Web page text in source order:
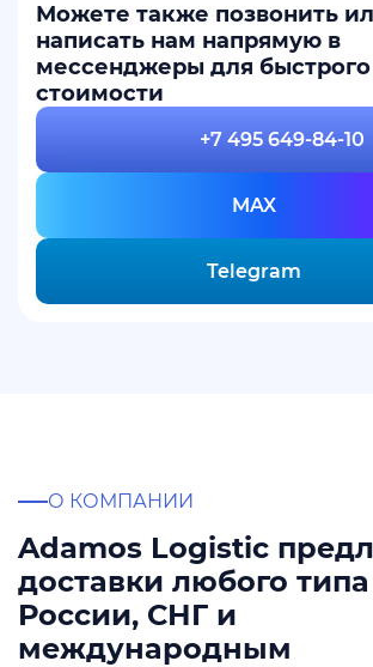
Можете также позвонить
написать нам напрямую в
мессенджеры для быстрого
стоимости
+7 495 649-84-10
MAX
Telegram
О КОМПАНИИ
Adamos Logistic
доставки любого
России, СНГ и
международным